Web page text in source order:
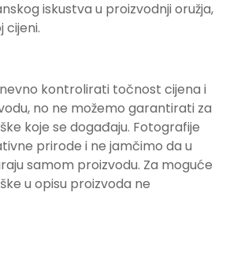
iskustva u proizvodnji oružja,
cijeni.
kontrolirati točnost cijena i
no ne možemo garantirati za
koje se događaju. Fotografije
prirode i ne jamčimo da u
samom proizvodu. Za moguće
u opisu proizvoda ne